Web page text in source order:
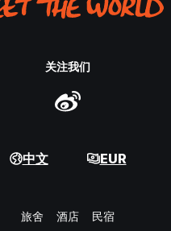
关注我们
中文 EUR
旅舍 酒店 民宿